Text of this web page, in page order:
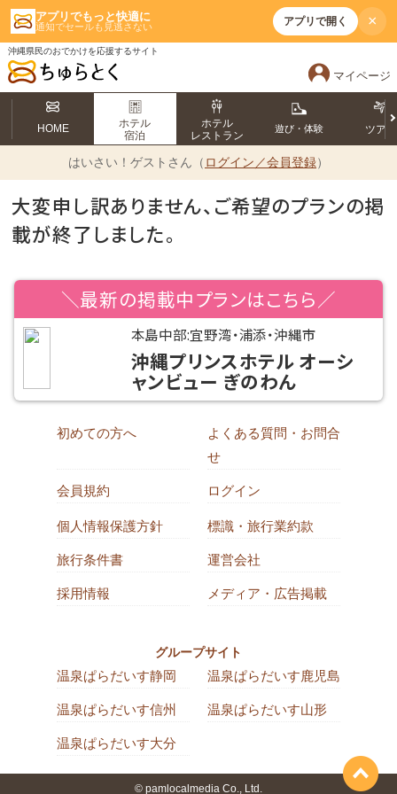
アプリでもっと快適に
通知でセールも見逃さない アプリで開く ×
沖縄県民のおでかけを応援するサイト
マイページ
HOME
ホテル
宿泊
ホテル
レストラン
遊び・体験 ツアー
はいさい！ ゲストさん（ ログイン／会員登録）
大変申し訳ありません、ご希望のプランの掲
載が終了しました。
＼最新の掲載中プランはこちら／
本島中部:宜野湾・浦添・沖縄市
沖縄プリンスホテル オーシ
ャンビュー ぎのわん
初めての方へ
よくある質問・お問合
せ
会員規約 ログイン
個人情報保護方針 標識・旅行業約款
旅行条件書 運営会社
採用情報 メディア・広告掲載
グループサイト
温泉ぱらだいす静岡 温泉ぱらだいす鹿児島
温泉ぱらだいす信州 温泉ぱらだいす山形
温泉ぱらだいす大分
© pamlocalmedia Co., Ltd.